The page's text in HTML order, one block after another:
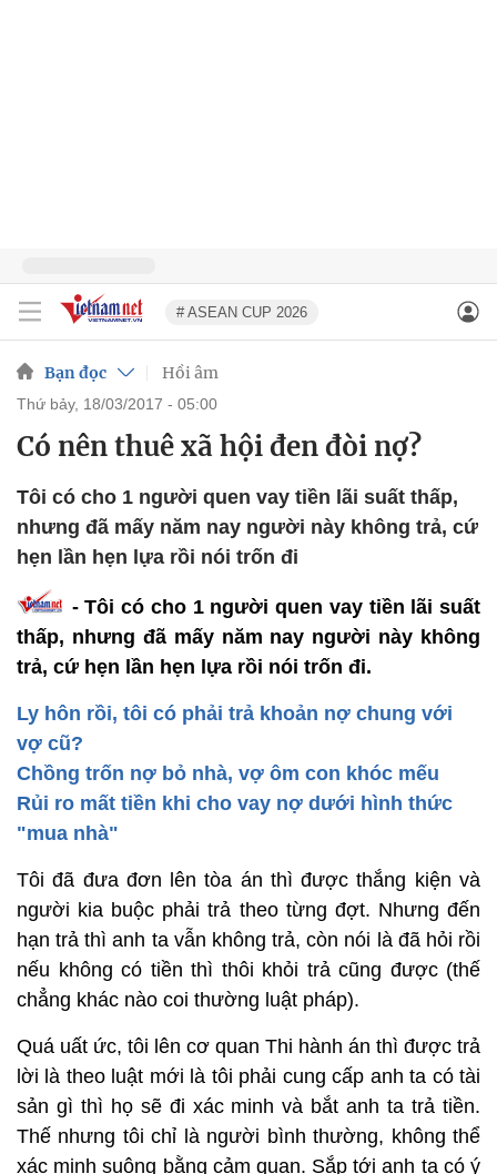
# ASEAN CUP 2026
Bạn đọc Hồi âm
thứ bảy, 18/03/2017 - 05:00
Có nên thuê xã hội đen đòi nợ?
Tôi có cho 1 người quen vay tiền lãi suất thấp,
nhưng đã mấy năm nay người này không trả, cứ
hẹn lần hẹn lựa rồi nói trốn đi
- Tôi có cho 1 người quen vay tiền lãi suất
thấp, nhưng đã mấy năm nay người này không
trả, cứ hẹn lần hẹn lựa rồi nói trốn đi.
Ly hôn rồi, tôi có phải trả khoản nợ chung với
vợ cũ?
Chồng trốn nợ bỏ nhà, vợ ôm con khóc mếu
Rủi ro mất tiền khi cho vay nợ dưới hình thức
"mua nhà"
Tôi đã đưa đơn lên tòa án thì được thắng kiện và
người kia buộc phải trả theo từng đợt. Nhưng đến
hạn trả thì anh ta vẫn không trả, còn nói là đã hỏi rồi
nếu không có tiền thì thôi khỏi trả cũng được (thế
chẳng khác nào coi thường luật pháp).
Quá uất ức, tôi lên cơ quan Thi hành án thì được trả
lời là theo luật mới là tôi phải cung cấp anh ta có tài
sản gì thì họ sẽ đi xác minh và bắt anh ta trả tiền.
Thế nhưng tôi chỉ là người bình thường, không thể
xác minh suông bằng cảm quan. Sắp tới anh ta có ý